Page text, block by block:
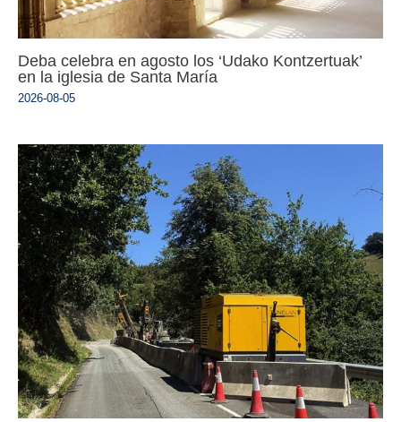
Deba celebra en agosto los ‘Udako Kontzertuak’
en la iglesia de Santa María
2026-08-05